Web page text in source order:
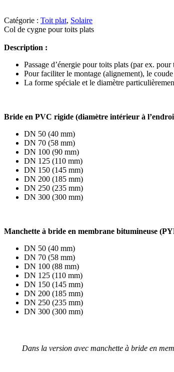
Catégorie : Toit plat, Solaire
Col de cygne pour toits plats
Description :
Passage d’énergie pour toits plats (par ex.
Pour faciliter le montage (alignement), le
La forme spéciale et le diamètre
Bride en PVC rigide (diamètre intérieur à
DN 50 (40 mm)
DN 70 (58 mm)
DN 100 (90 mm)
DN 125 (110 mm)
DN 150 (145 mm)
DN 200 (185 mm)
DN 250 (235 mm)
DN 300 (300 mm)
Manchette à bride en membrane bitumineuse
DN 50 (40 mm)
DN 70 (58 mm)
DN 100 (88 mm)
DN 125 (110 mm)
DN 150 (145 mm)
DN 200 (185 mm)
DN 250 (235 mm)
DN 300 (300 mm)
Dans la version avec manchette à bride en